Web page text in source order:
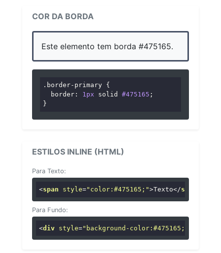
COR DA BORDA
Este elemento tem borda #475165.
.border-primary {
border : 1px solid #475165 ;
}
ESTILOS INLINE (HTML)
Para Texto:
<span style="color:#475165;">Texto</span
Para Fundo:
<div style="background-color:#475165;"